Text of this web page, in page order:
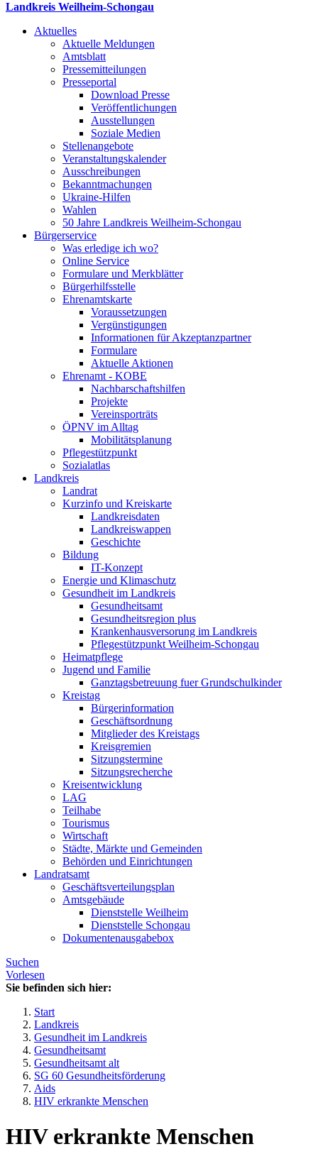
Landkreis Weilheim-Schongau
Aktuelles
Aktuelle Meldungen
Amtsblatt
Pressemitteilungen
Presseportal
Download Presse
Veröffentlichungen
Ausstellungen
Soziale Medien
Stellenangebote
Veranstaltungskalender
Ausschreibungen
Bekanntmachungen
Ukraine-Hilfen
Wahlen
50 Jahre Landkreis Weilheim-Schongau
Bürgerservice
Was erledige ich wo?
Online Service
Formulare und Merkblätter
Bürgerhilfsstelle
Ehrenamtskarte
Voraussetzungen
Vergünstigungen
Informationen für Akzeptanzpartner
Formulare
Aktuelle Aktionen
Ehrenamt - KOBE
Nachbarschaftshilfen
Projekte
Vereinsporträts
ÖPNV im Alltag
Mobilitätsplanung
Pflegestützpunkt
Sozialatlas
Landkreis
Landrat
Kurzinfo und Kreiskarte
Landkreisdaten
Landkreiswappen
Geschichte
Bildung
IT-Konzept
Energie und Klimaschutz
Gesundheit im Landkreis
Gesundheitsamt
Gesundheitsregion plus
Krankenhausversorung im Landkreis
Pflegestützpunkt Weilheim-Schongau
Heimatpflege
Jugend und Familie
Ganztagsbetreuung fuer Grundschulkinder
Kreistag
Bürgerinformation
Geschäftsordnung
Mitglieder des Kreistags
Kreisgremien
Sitzungstermine
Sitzungsrecherche
Kreisentwicklung
LAG
Teilhabe
Tourismus
Wirtschaft
Städte, Märkte und Gemeinden
Behörden und Einrichtungen
Landratsamt
Geschäftsverteilungsplan
Amtsgebäude
Dienststelle Weilheim
Dienststelle Schongau
Dokumentenausgabebox
Suchen
Vorlesen
Sie befinden sich hier:
Start
Landkreis
Gesundheit im Landkreis
Gesundheitsamt
Gesundheitsamt alt
SG 60 Gesundheitsförderung
Aids
HIV erkrankte Menschen
HIV erkrankte Menschen